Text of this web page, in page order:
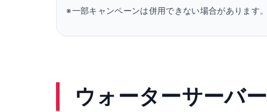
※一部キャンペーンは併用できない場合があります
ウォーターサーバ